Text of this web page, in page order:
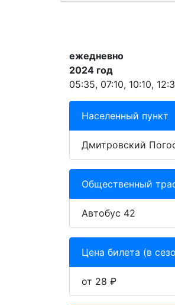
ежедневно
2024 год
05:35, 07:10, 10:10,
Населенный пункт
Дмитровский
Общественный
Автобус 42
Цена билета (в
от 28 ₽